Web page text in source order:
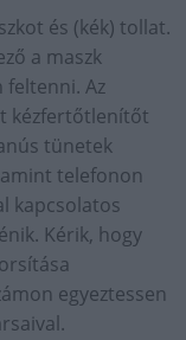
és (kék) tollat.
a maszk
feltenni. Az
kézfertőtlenítőt
tünetek
telefonon
kapcsolatos
Kérik, hogy
egyeztessen